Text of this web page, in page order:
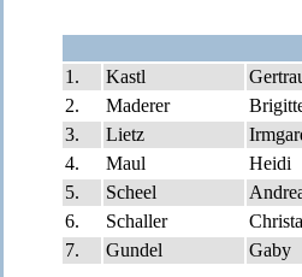
1. Kastl
2.
Maderer
3.
Lietz
4.
Maul
Heidi
5.
Scheel
6.
Schaller
Christa
7.
Gundel Gaby